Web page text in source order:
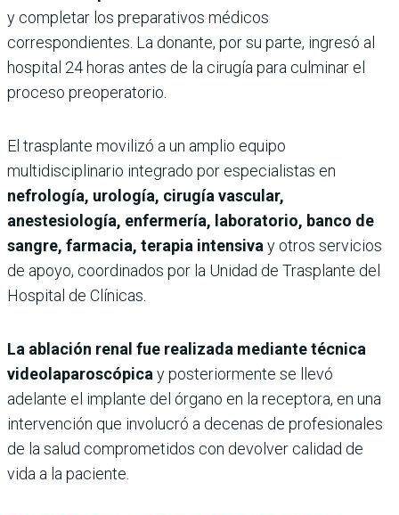
y completar los preparativos médicos
correspondientes. La donante, por su parte, ingresó al
hospital 24 horas antes de la cirugía para culminar el
proceso preoperatorio.
El trasplante movilizó a un amplio equipo
multidisciplinario integrado por especialistas en
nefrología, urología, cirugía vascular,
anestesiología, enfermería, laboratorio, banco de
sangre, farmacia, terapia intensiva y otros servicios
de apoyo, coordinados por la Unidad de Trasplante del
Hospital de Clínicas.
La ablación renal fue realizada mediante técnica
videolaparoscópica y posteriormente se llevó
adelante el implante del órgano en la receptora, en una
intervención que involucró a decenas de profesionales
de la salud comprometidos con devolver calidad de
vida a la paciente.